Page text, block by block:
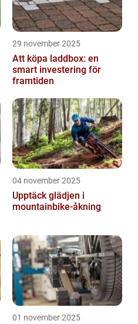
29 november 2025
Att köpa laddbox: en
smart investering för
framtiden
04 november 2025
Upptäck glädjen i
mountainbike-åkning
01 november 2025